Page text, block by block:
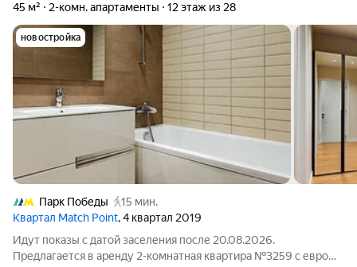
45 м² 2-комн. апартаменты 12 этаж из 28
новостройка
Парк Победы
15 мин.
Квартал Match Point, 4 квартал 2019
Идут показы с датой заселения после 20.08.2026.
Предлагается в аренду 2-комнатная квартира №3259 с евро